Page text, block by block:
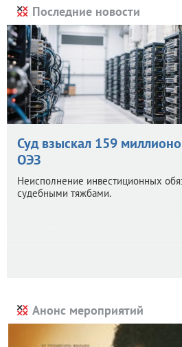
Последние новости
Суд взыскал 159
ОЭЗ
Неисполнение инвестиционных
судебными тяжбами.
Анонс мероприятий